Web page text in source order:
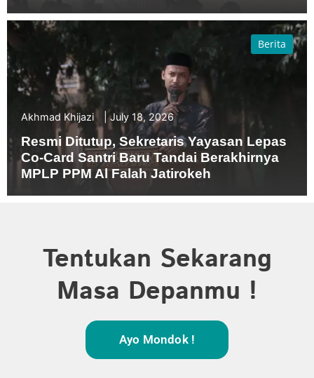
Akhmad Khijazi July 18, 2026
Resmi Ditutup, Sekretaris Yayasan Lepas
Co-Card Santri Baru Tandai Berakhirnya
MPLP PPM Al Falah Jatirokeh
Berita
Tentukan Sekarang
Masa Depanmu !
Ayo Mondok !